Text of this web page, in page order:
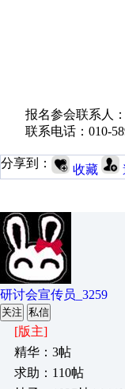
报名参会联系人
联系电话：010-
分享到： 收藏
研讨会宣传员_3259
关注 私信
[版主]
精华：3帖
求助：110帖